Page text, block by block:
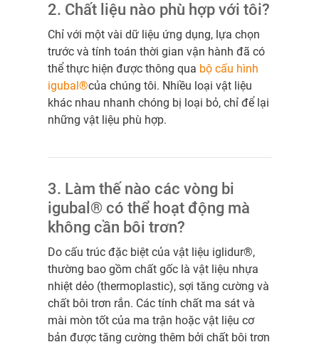
2. Chất liệu nào phù hợp với tôi?
Chỉ với một vài dữ liệu ứng dụng, lựa chọn
trước và tính toán thời gian vận hành đã có
thể thực hiện được thông qua bộ cấu hình
igubal®của chúng tôi. Nhiều loại vật liệu
khác nhau nhanh chóng bị loại bỏ, chỉ để lại
những vật liệu phù hợp.
3. Làm thế nào các vòng bi
igubal® có thể hoạt động mà
không cần bôi trơn?
Do cấu trúc đặc biệt của vật liệu iglidur®,
thường bao gồm chất gốc là vật liệu nhựa
nhiệt dẻo (thermoplastic), sợi tăng cường và
chất bôi trơn rắn. Các tính chất ma sát và
mài mòn tốt của ma trận hoặc vật liệu cơ
bản được tăng cường thêm bởi chất bôi trơn